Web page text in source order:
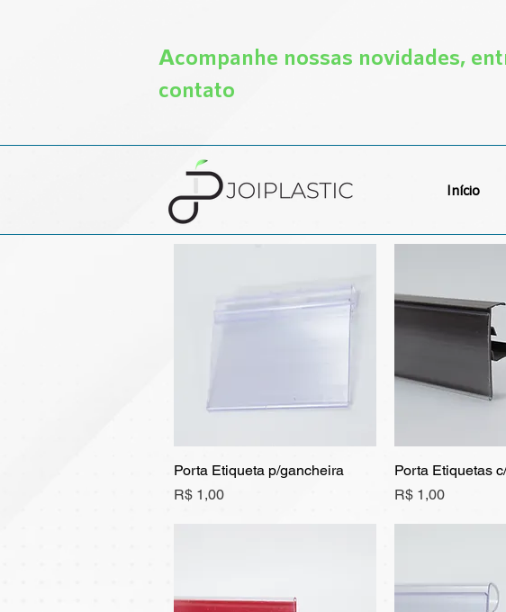
Acompanhe nossas novidades,
contato
Início
Visualização rápida
Porta Etiqueta p/gancheira
Preço
R$ 1,00
Porta Etiquetas
Preço
R$ 1,00